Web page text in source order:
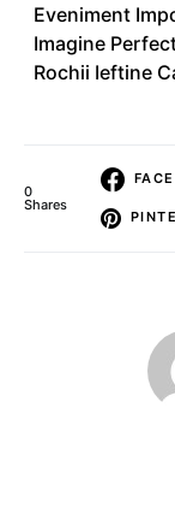
Eveniment
Imagine
Rochii Ieftine
0
Shares